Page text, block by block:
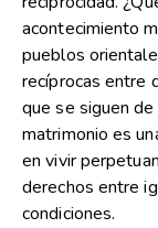
acontecimiento
pueblos
recíprocas entre
que se siguen
matrimonio es
en vivir
derechos entre
condiciones.